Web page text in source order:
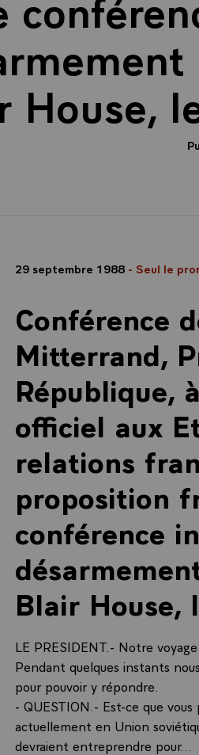
House,
29 septembre 1988 - Seul le
Conférence
Mitterrand,
République,
officiel aux
relations
proposition
conférence
Blair
LE PRESIDENT.- Notre
Pendant quelques instants
pour pouvoir y répondre.
- QUESTION.- Est-ce que
actuellement en Union
devraient entreprendre pour...